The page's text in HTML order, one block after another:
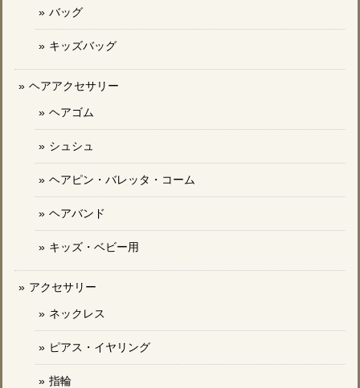
バッグ
キッズバッグ
ヘアアクセサリー
ヘアゴム
シュシュ
ヘアピン・バレッタ・コーム
ヘアバンド
キッズ・ベビー用
アクセサリー
ネックレス
ピアス・イヤリング
指輪